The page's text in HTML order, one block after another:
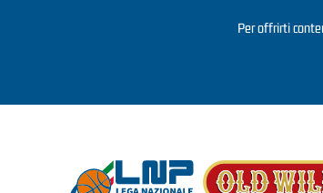
Per offrirti